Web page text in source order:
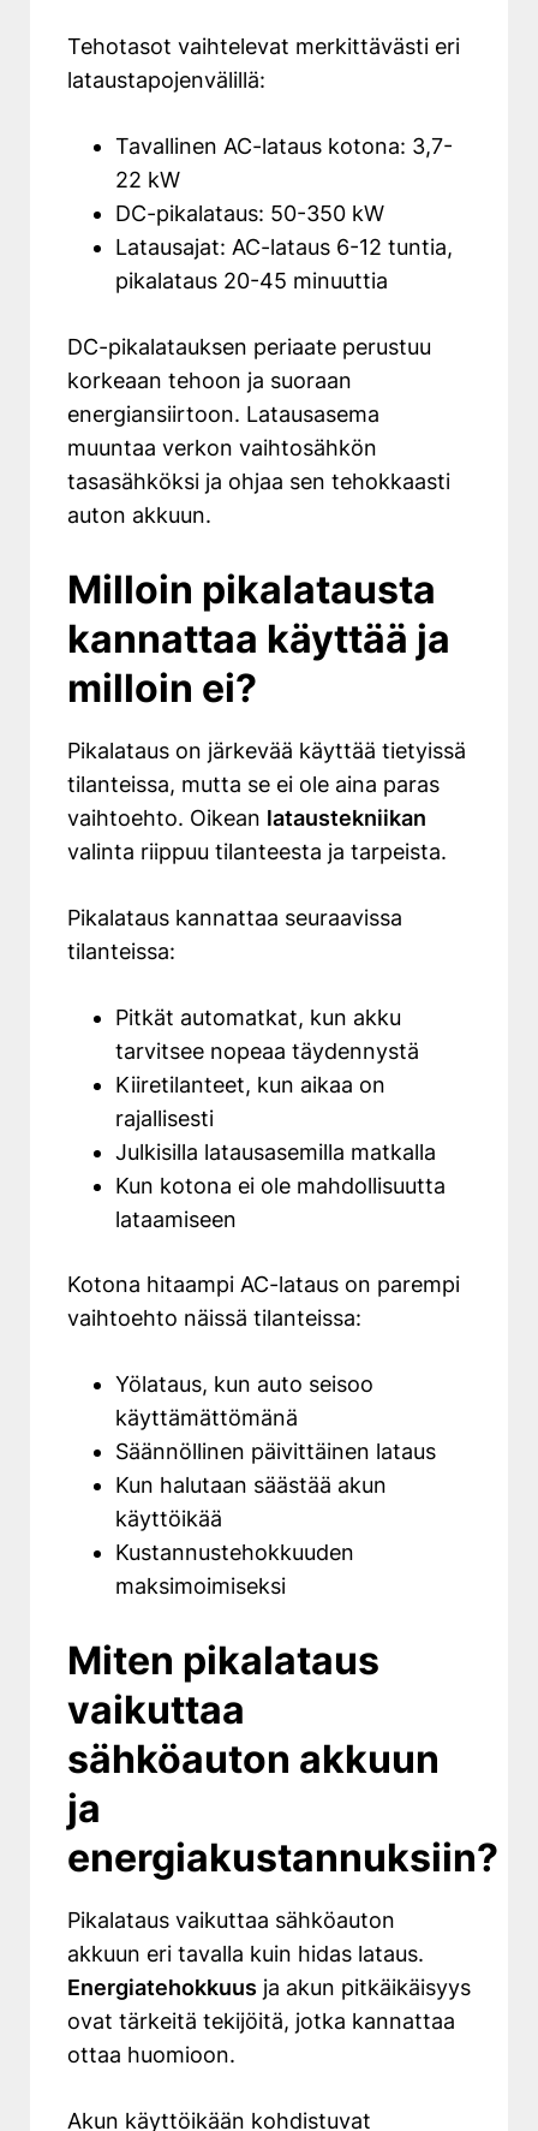
Tehotasot vaihtelevat merkittävästi eri
lataustapojenvälillä:
Tavallinen AC-lataus kotona: 3,7-
22 kW
DC-pikalataus: 50-350 kW
Latausajat: AC-lataus 6-12 tuntia,
pikalataus 20-45 minuuttia
DC-pikalatauksen periaate perustuu
korkeaan tehoon ja suoraan
energiansiirtoon. Latausasema
muuntaa verkon vaihtosähkön
tasasähköksi ja ohjaa sen tehokkaasti
auton akkuun.
Milloin pikalatausta
kannattaa käyttää ja
milloin ei?
Pikalataus on järkevää käyttää tietyissä
tilanteissa, mutta se ei ole aina paras
vaihtoehto. Oikean lataustekniikan
valinta riippuu tilanteesta ja tarpeista.
Pikalataus kannattaa seuraavissa
tilanteissa:
Pitkät automatkat, kun akku
tarvitsee nopeaa täydennystä
Kiiretilanteet, kun aikaa on
rajallisesti
Julkisilla latausasemilla matkalla
Kun kotona ei ole mahdollisuutta
lataamiseen
Kotona hitaampi AC-lataus on parempi
vaihtoehto näissä tilanteissa:
Yölataus, kun auto seisoo
käyttämättömänä
Säännöllinen päivittäinen lataus
Kun halutaan säästää akun
käyttöikää
Kustannustehokkuuden
maksimoimiseksi
Miten pikalataus
vaikuttaa
sähköauton akkuun
ja
energiakustannuksiin?
Pikalataus vaikuttaa sähköauton
akkuun eri tavalla kuin hidas lataus.
Energiatehokkuus ja akun pitkäikäisyys
ovat tärkeitä tekijöitä, jotka kannattaa
ottaa huomioon.
Akun käyttöikään kohdistuvat